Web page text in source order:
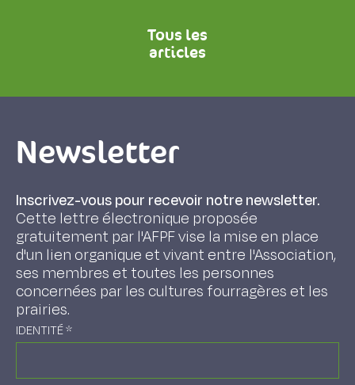
Tous les
articles
Newsletter
Inscrivez-vous pour recevoir notre newsletter.
Cette lettre électronique proposée
gratuitement par l'AFPF vise la mise en place
d'un lien organique et vivant entre l'Association,
ses membres et toutes les personnes
concernées par les cultures fourragères et les
prairies.
IDENTITÉ*